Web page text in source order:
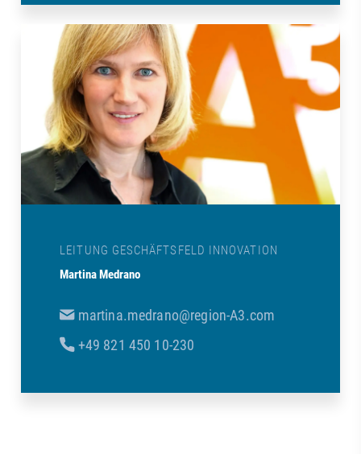
LEITUNG GESCHÄFTSFELD INNOVATION
Martina Medrano
martina.medrano@region-A3.com
+49 821 450 10-230